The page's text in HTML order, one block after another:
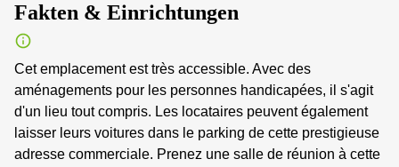
Fakten & Einrichtungen
Cet emplacement est très accessible. Avec des
aménagements pour les personnes handicapées, il s'agit
d'un lieu tout compris. Les locataires peuvent également
laisser leurs voitures dans le parking de cette prestigieuse
adresse commerciale. Prenez une salle de réunion à cette